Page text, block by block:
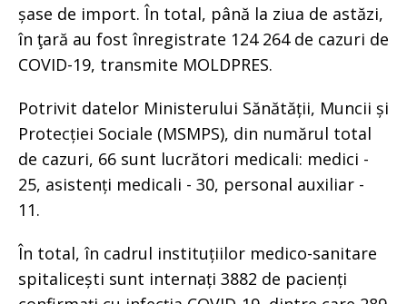
șase de import. În total, până la ziua de astăzi,
în ţară au fost înregistrate 124 264 de cazuri de
COVID-19, transmite MOLDPRES.
Potrivit datelor Ministerului Sănătății, Muncii și
Protecției Sociale (MSMPS), din numărul total
de cazuri, 66 sunt lucrători medicali: medici -
25, asistenți medicali - 30, personal auxiliar -
11.
În total, în cadrul instituțiilor medico-sanitare
spitalicești sunt internați 3882 de pacienți